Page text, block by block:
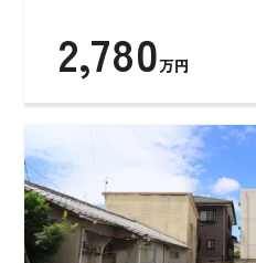
2,780万円